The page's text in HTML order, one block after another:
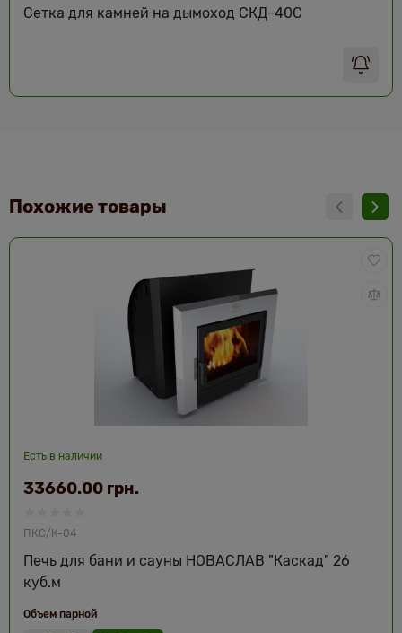
Сетка для камней на дымоход СКД-40С
Похожие товары
Есть в наличии
ПКС/К-04
Печь для бани и сауны НОВАСЛАВ "Каскад" 26
куб.м
33660.00 грн.
Объем парной